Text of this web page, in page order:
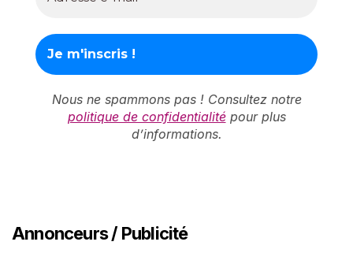
Nous ne spammons pas ! Consultez notre
politique de confidentialitépour plus
d’informations.
Annonceurs / Publicité